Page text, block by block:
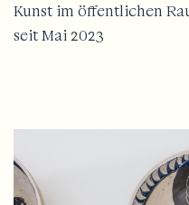
Kunst im öffentlichen
seit Mai 2023